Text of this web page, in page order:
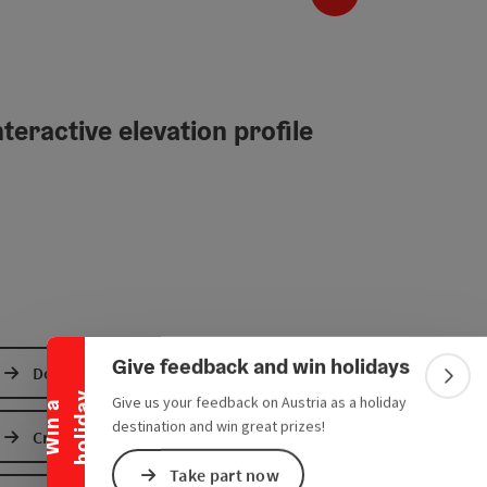
W
i
n
a
h
o
l
i
d
a y
Collapse banner Give feedback and win holidays
Give us your feedback on Austria as a holiday
destination and win great prizes!
Take part now
elevation profile
Download GPS data
Create PDF